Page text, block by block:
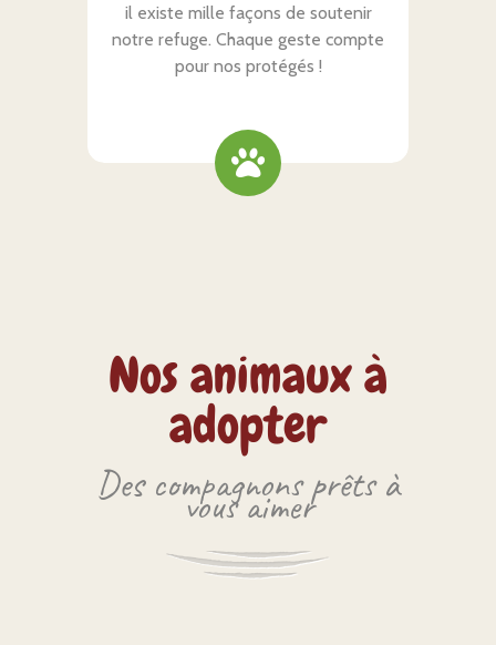
il existe mille façons de soutenir
notre refuge. Chaque geste compte
pour nos protégés !
Nos animaux à
adopter
Des compagnons prêts à
vous aimer